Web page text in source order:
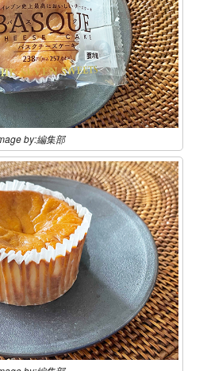
by:編集部